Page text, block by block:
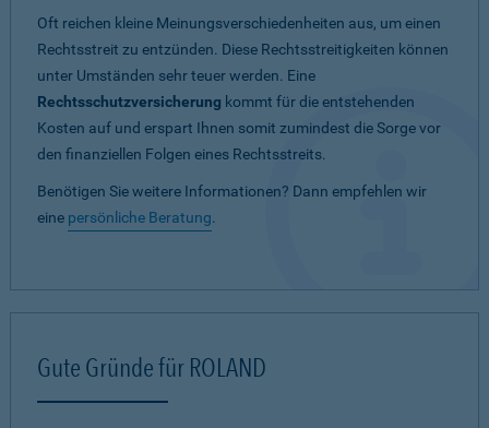
Oft reichen kleine Meinungsverschiedenheiten aus, um einen
Rechtsstreit zu entzünden. Diese Rechtsstreitigkeiten können
unter Umständen sehr teuer werden. Eine
Rechtsschutzversicherung kommt für die entstehenden
Kosten auf und erspart Ihnen somit zumindest die Sorge vor
den finanziellen Folgen eines Rechtsstreits.
Benötigen Sie weitere Informationen? Dann empfehlen wir
eine persönliche Beratung.
Gute Gründe für ROLAND